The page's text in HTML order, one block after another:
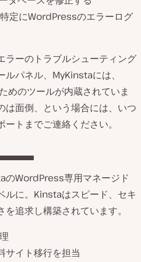
定にWordPressのエラーログ
ラーのトラブルシューティング
パネル、MyKinstaには、
めのツールが内蔵されていま
は面倒、という場合には、いつ
トまでご連絡ください。
のWordPress専用マネージド
ルに。Kinstaはスピード、セキ
追求し構築されています。
サイト移行を担当